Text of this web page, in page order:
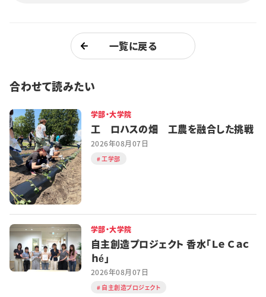
学生記者募集 お問い合わせ
一覧に戻る
合わせて読みたい
学部・大学院
工 ロハスの畑 工農を融合した挑戦
2026年08月07日
工学部
学部・大学院
自主創造プロジェクト 香水「Ｌｅ Ｃａｃ
ｈé」
2026年08月07日
自主創造プロジェクト